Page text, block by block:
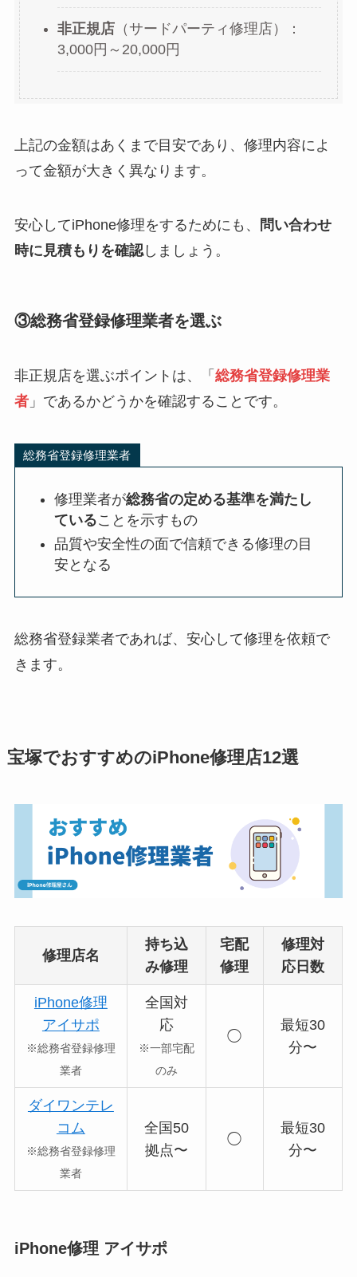
非正規店（サードパーティ修理店）：
3,000円～20,000円
上記の金額はあくまで目安であり、修理内容によ
って金額が大きく異なります。
安心してiPhone修理をするためにも、
問い合わせ
時に見積もりを確認しましょう。
③総務省登録修理業者を選ぶ
非正規店を選ぶポイントは、「 総務省登録修理業
者」であるかどうかを確認することです。
総務省登録修理業者
修理業者が総務省の定める基準を満たし
ていることを示すもの
品質や安全性の面で信頼できる修理の目
安となる
総務省登録業者であれば、安心して修理を依頼で
きます。
宝塚でおすすめのiPhone修理店12選
修理店名
持ち込
み修理
宅配
修理
修理対
応日数
iPhone修理
アイサポ
※総務省登録修理
業者
全国対
応
※一部宅配
のみ
◯
最短30
分〜
ダイワンテレ
コム
※総務省登録修理
業者
全国50
拠点〜
◯
最短30
分〜
iPhone修理 アイサポ